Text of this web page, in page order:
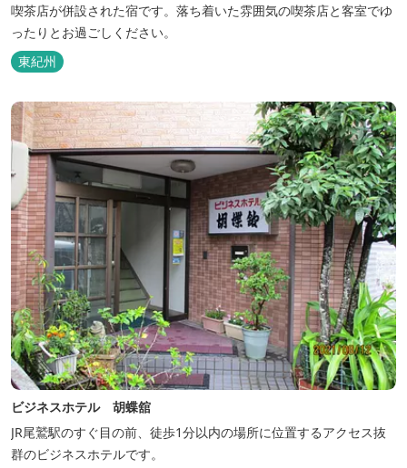
喫茶店が併設された宿です。落ち着いた雰囲気の喫茶店と客室でゆ
ったりとお過ごしください。
東紀州
ビジネスホテル 胡蝶舘
JR尾鷲駅のすぐ目の前、徒歩1分以内の場所に位置するアクセス抜
群のビジネスホテルです。